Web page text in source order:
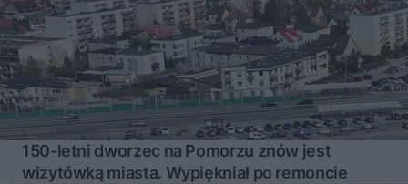
150-letni dworzec na Pomorzu znów jest
wizytówką miasta. Wypiękniał po remoncie